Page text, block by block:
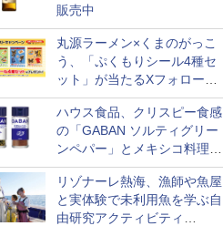
販売中
丸源ラーメン×くまのがっこ
う、「ぷくもりシール4種セ
ット」が当たるXフォロー＆
リポストキャンペーン実施
ハウス食品、クリスピー食感
の「GABAN ソルティグリー
ンペパー」とメキシコ料理に
合う「GABAN チポトレペパ
ー」発売
リゾナーレ熱海、漁師や魚屋
と実体験で未利用魚を学ぶ自
由研究アクティビティ